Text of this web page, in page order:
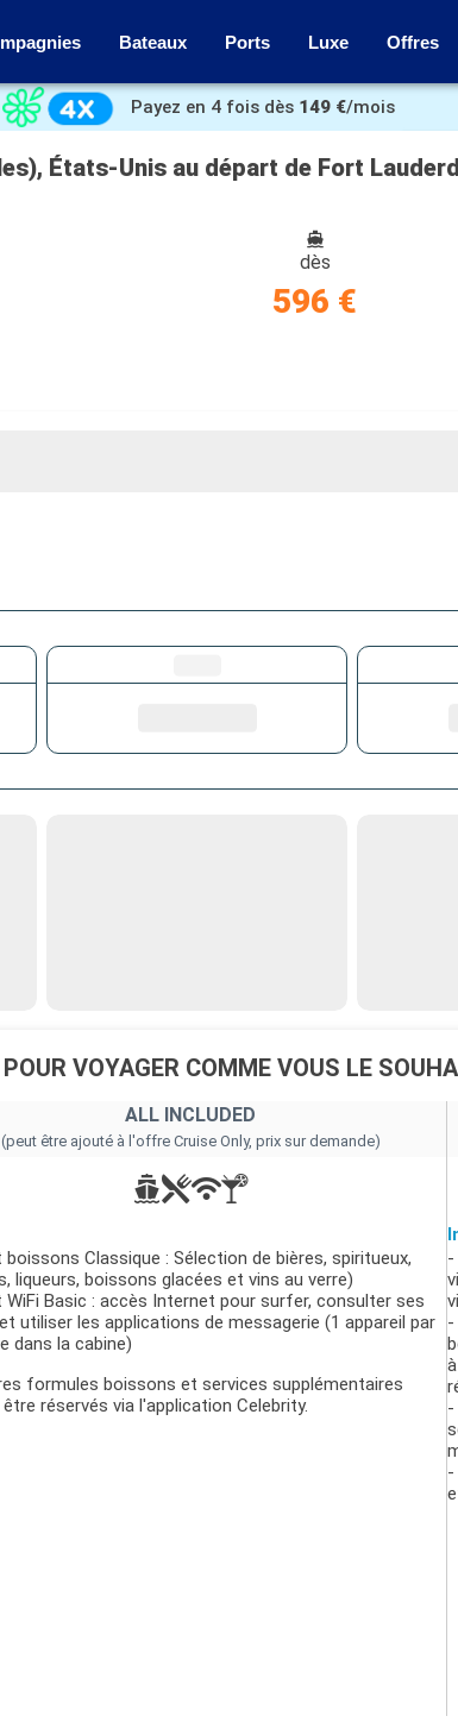
Bateaux Ports Luxe Offres
Payez en 4 fois dès 149 €/mois
États-Unis au départ de Fort
dès
596 €
VOYAGER COMME VOUS LE
ALL INCLUDED
(peut être ajouté à l'offre Cruise Only, prix sur demande)
Classique : Sélection de bières, spiritueux,
liqueurs, boissons glacées et vins au verre)
Basic : accès Internet pour surfer, consulter ses
utiliser les applications de messagerie (1 appareil par
dans la cabine)
formules boissons et services supplémentaires
réservés via l'application Celebrity.
-
-
-
-